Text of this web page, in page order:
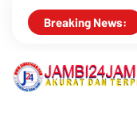
Breaking News:
Krisis Air